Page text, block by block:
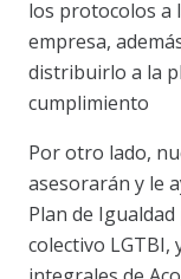
los protocolos a
empresa,
distribuirlo a la
cumplimiento
Por otro lado,
asesorarán y le
Plan de
colectivo LGTBI,